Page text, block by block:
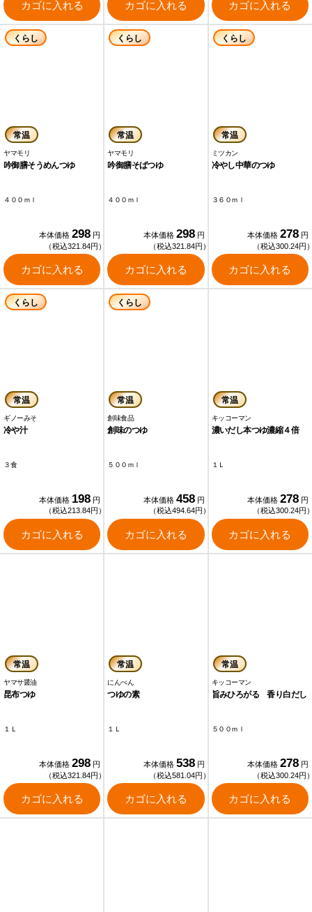
カゴに入れる カゴに入れる カゴに入れる
くらし
常温
ヤマモリ
吟御膳そうめんつゆ
４００ｍｌ
本体価格 298 円
（税込321.84円）
カゴに入れる
くらし
常温
ヤマモリ
吟御膳そばつゆ
４００ｍｌ
本体価格 298 円
（税込321.84円）
カゴに入れる
くらし
常温
ミツカン
冷やし中華のつゆ
３６０ｍｌ
本体価格 278 円
（税込300.24円
カゴに入れる
くらし
常温
ギノーみそ
冷や汁
３食
本体価格 198 円
（税込213.84円）
カゴに入れる
くらし
常温
創味食品
創味のつゆ
５００ｍｌ
本体価格 458 円
（税込494.64円）
カゴに入れる
常温
キッコーマン
濃いだし本つゆ濃縮４倍
１Ｌ
本体価格 278 円
（税込300.24円
カゴに入れる
常温
ヤマサ醤油
昆布つゆ
１Ｌ
本体価格 298 円
（税込321.84円）
カゴに入れる
常温
にんべん
つゆの素
１Ｌ
本体価格 538 円
（税込581.04円）
カゴに入れる
常温
キッコーマン
旨みひろがる 香り白だし
５００ｍｌ
本体価格 278 円
（税込300.24円
カゴに入れる